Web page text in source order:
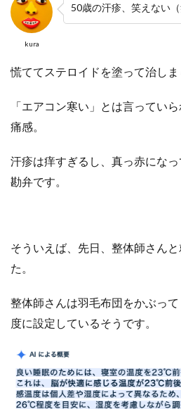
kura
50歳の汗疹、笑えない（
慌ててステロイドを塗って治し
「エアコン寒い」とは言ってい
痛感。
汗疹は痒すぎるし、真っ赤にな
勘弁です。
そういえば、先日、整体師さん
た。
整体師さんは羽毛布団をかぶっ
度に設定しているそうです。